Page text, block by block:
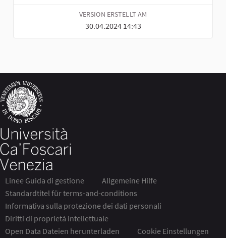
VERSION ERSTELLT AM
30.04.2024 14:43
Linee Guida di gestione
Allgemeine Hilfe
Standardtitel für terms-and-conditions
Informativa sulla protezione dei dati personali
Diritti di proprietà intellettuale
Open Data Dateien herunterladen
Cookie Einstellungen